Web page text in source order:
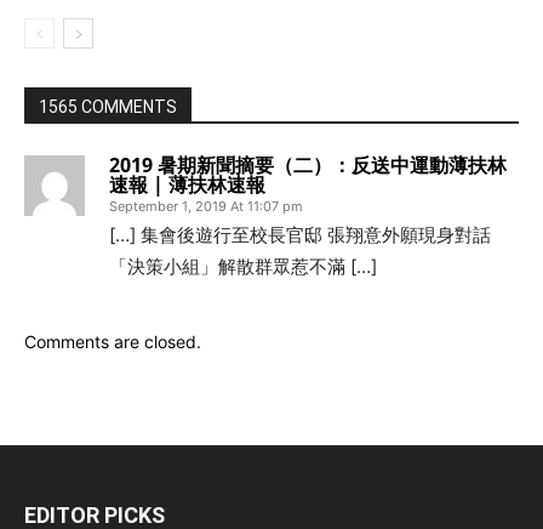
1565 COMMENTS
2019 暑期新聞摘要（二）：反送中運動薄扶林
速報 | 薄扶林速報
September 1, 2019 At 11:07 pm
[…] 集會後遊行至校長官邸 張翔意外願現身對話
「決策小組」解散群眾惹不滿 […]
Comments are closed.
EDITOR PICKS